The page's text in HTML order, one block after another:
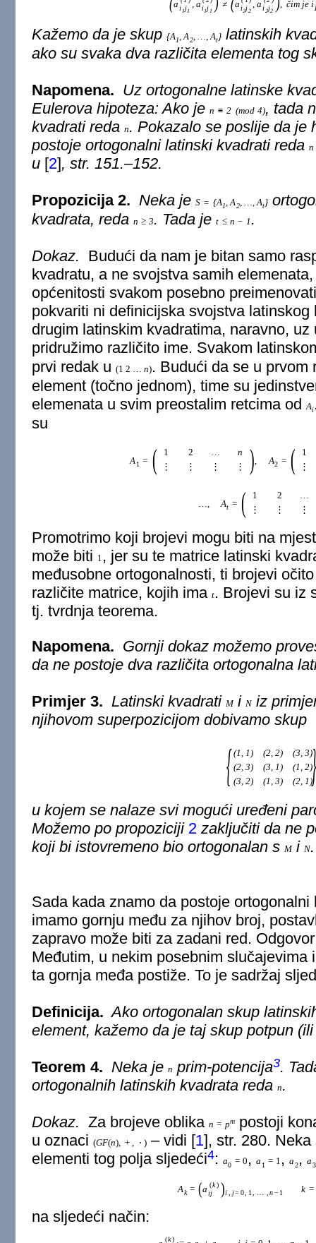
a i1j1
, ai1j1
≠ ai2j2
, a i2j2
, čim je i
Kažemo da je skup {A1 A2, At} latinskih
ako su svaka dva različita elementa tog
Napomena. Uz ortogonalne latinske
Eulerova hipoteza: Ako je n ≡ 2 (mod 4), tada
kvadrati reda n. Pokazalo se poslije da je
postoje ortogonalni latinski kvadrati reda n
u [2], str. 151.–152.
Propozicija 2. Neka jeS = {A1 A2, At}
kvadrata, reda n ≥ 3. Tada jet ≤ n − 1 .
Dokaz. Budući da nam je bitan samo
kvadratu, a ne svojstva samih
općenitosti svakom posebno
pokvariti ni definicijska svojstva
drugim latinskim kvadratima, naravno,
pridružimo različito ime. Svakom
prvi redak u (1 2 … n). Budući da se u prvom
element (točno jednom), time su
elemenata u svim preostalim retcima odAi
su
A 1 = ( 1 2
n
⋮
⋮ ⋮ ⋮ ) A2 = (
1
⋮
At = ( 1 2
…
⋮
⋮ ⋮
Promotrimo koji brojevi mogu biti na
može biti 1 , jer su te matrice latinski
međusobne ortogonalnosti, ti brojevi
različite matrice, kojih ima t. Brojevi su iz
tj. tvrdnja teorema.
Napomena. Gornji dokaz možemo
da ne postoje dva različita ortogonalna
Primjer 3. Latinski kvadratiMiN iz
njihovom superpozicijom dobivamo skup
{(1 1 ) (2, 2) (3 3)
(2 3) (3 1 ) (1 2)
(3 2) (1 3) (2, 1 )
u kojem se nalaze svi mogući uređeni
Možemo po propoziciji 2zaključiti da ne
koji bi istovremeno bio ortogonalan s Mi N.
Sada kada znamo da postoje
imamo gornju među za njihov broj,
zapravo može biti za zadani red.
Međutim, u nekim posebnim slučajevima
ta gornja međa postiže. To je sadržaj
Definicija. Ako ortogonalan skup
element, kažemo da je taj skup potpun
Teorem 4. Neka jen prim-potencija3.
ortogonalnih latinskih kvadrata reda n.
Dokaz. Za brojeve oblikan = pm
postoji
u oznaci (GF(n), + , ⋅ ) – vidi [1] , str. 280.
elementi tog polja sljedeći4: a0 = 0 , a 1 = 1 ,a2, a3
Ak = (a (k)
ij )i, j= 0, 1, … ,n− 1 k =
na sljedeći način:
(k)